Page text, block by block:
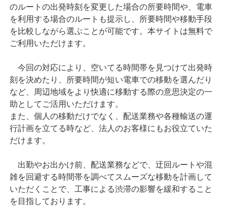
のルートの出発時刻を変更した場合の所要時間や、電車
を利用する場合のルートも提示し、所要時間や移動手段
を比較しながら選ぶことが可能です。本サイトは無料で
ご利用いただけます。
今回の対応により、空いてる時間帯を見つけて出発時
刻を決めたり、所要時間が短い電車での移動を選んだり
など、周辺地域をより快適に移動する際の意思決定の一
助としてご活用いただけます。
また、個人の移動だけでなく、配送業務や各種輸送の運
行計画を立てる時など、法人のお客様にもお役立ていた
だけます。
出勤やお出かけ前、配送業務などで、迂回ルートや混
雑を回避する時間帯を調べてスムーズな移動を計画して
いただくことで、工事による渋滞の影響を緩和すること
を目指しております。